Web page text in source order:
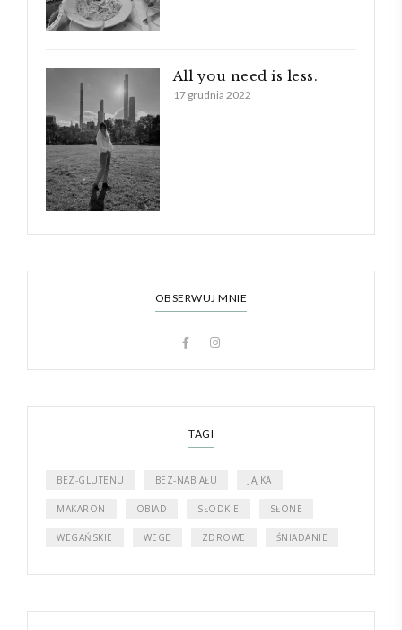
All you need is less.
17 grudnia 2022
OBSERWUJ MNIE
TAGI
BEZ-GLUTENU BEZ-NABIAŁU JAJKA
MAKARON OBIAD SŁODKIE SŁONE
WEGAŃSKIE WEGE ZDROWE ŚNIADANIE